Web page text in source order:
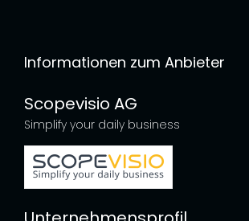
Informationen zum Anbieter
Scopevisio AG
Simplify your daily business